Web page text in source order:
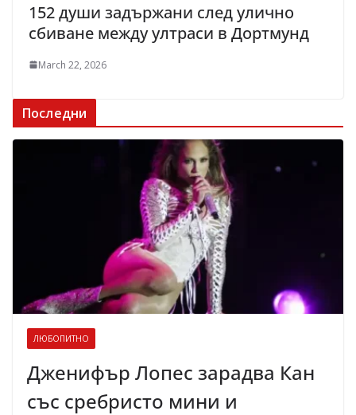
152 души задържани след улично
сбиване между ултраси в Дортмунд
March 22, 2026
Последни
ЛЮБОПИТНО
Дженифър Лопес зарадва Кан
със сребристо мини и